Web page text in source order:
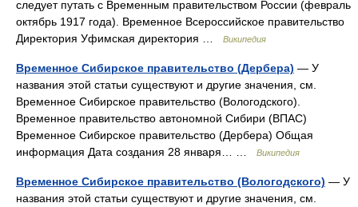
следует путать с Временным правительством России (февраль
октябрь 1917 года). Временное Всероссийское правительство
Директория Уфимская директория …
Википедия
Временное Сибирское правительство (Дербера) — У
названия этой статьи существуют и другие значения, см.
Временное Сибирское правительство (Вологодского).
Временное правительство автономной Сибири (ВПАС)
Временное Сибирское правительство (Дербера) Общая
информация Дата создания 28 января… …
Википедия
Временное Сибирское правительство (Вологодского) — У
названия этой статьи существуют и другие значения, см.